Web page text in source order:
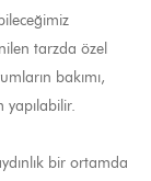
tarzda özel
bakımı,
yapılabilir.
bir ortamda